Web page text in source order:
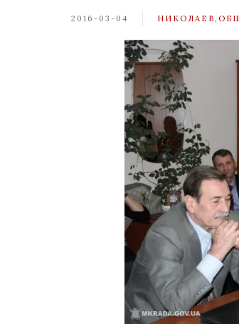
2016-03-04 НИКОЛАЕВ